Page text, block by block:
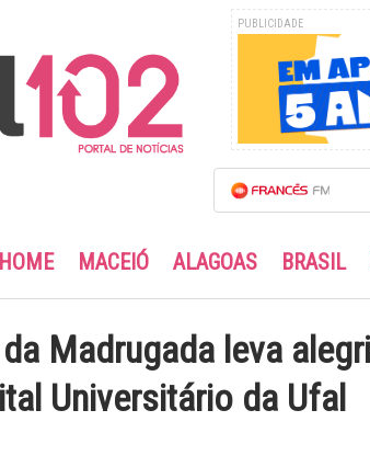
PUBLICIDADE
HOME MACEIÓ ALAGOAS BRASIL
Madrugada leva
Universitário da Ufal